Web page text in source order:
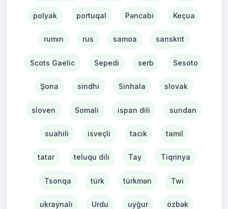
polyak portuqal Pəncabi Keçua
rumın rus samoa sanskrit
Scots Gaelic Sepedi serb Sesoto
Şona sindhi Sinhala slovak
sloven Somali ispan dili sundan
suahili isveçli tacik tamil
tatar teluqu dili Tay Tiqrinya
Tsonqa türk türkmən Twi
ukraynalı Urdu uyğur özbək